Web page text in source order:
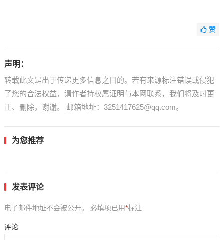
赞
声明：
转载此文是出于传递更多信息之目的。若有来源标注错误或侵犯
了您的合法权益，请作者持权属证明与本网联系，我们将及时更
正、删除，谢谢。 邮箱地址：3251417625@qq.com。
为您推荐
发表评论
电子邮件地址不会被公开。 必填项已用*标注
评论